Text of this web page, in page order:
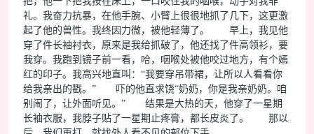
礼。我奋力抗暴，在他手腕、小臂上很很地抓了几下，这更激
起了他的兽性。我终因力微，被他轻薄了。 早上，我见他
穿了件长袖衬衣，原来是我给抓破了，他还找了件高领衫，要
我穿。我跑到镜子前一看，哈，咽喉处被他咬过地方，有个嫣
红的印子。我高兴地直叫：“我要穿吊带裙，让所以人看看你
给我亲出的戳。” 吓的他直求饶“奶奶，你是我亲奶奶。咱
别闹了，让外面听见。” 结果是大热的天，他穿了一星期
长袖衣服，我脖子贴了一星期止疼膏，都长皮炎了。 那以